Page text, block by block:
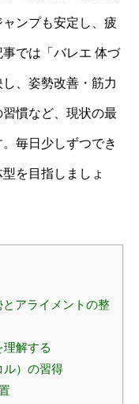
ンプも安定し、疲
では「バレエ 体づ
、姿勢改善・筋力
習慣など、現状の最
毎日少しずつでき
を目指しましょ
アライメントの整
解する
ル）の習得